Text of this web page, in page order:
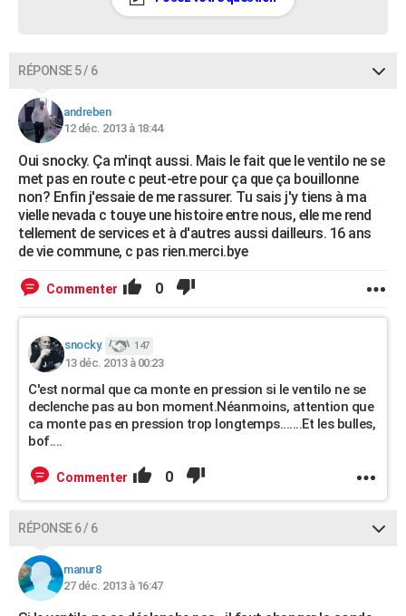
RÉPONSE 5 / 6
andreben
12 déc. 2013 à 18:44
Oui snocky. Ça m'inqt aussi. Mais le fait que le ventilo ne se
met pas en route c peut-etre pour ça que ça bouillonne
non? Enfin j'essaie de me rassurer. Tu sais j'y tiens à ma
vielle nevada c touye une histoire entre nous, elle me rend
tellement de services et à d'autres aussi dailleurs. 16 ans
de vie commune, c pas rien.merci.bye
Commenter 0
snocky. 147
13 déc. 2013 à 00:23
C'est normal que ca monte en pression si le ventilo ne se
declenche pas au bon moment.Néanmoins, attention que
ca monte pas en pression trop longtemps.......Et les bulles,
bof....
Commenter 0
RÉPONSE 6 / 6
manur8
27 déc. 2013 à 16:47